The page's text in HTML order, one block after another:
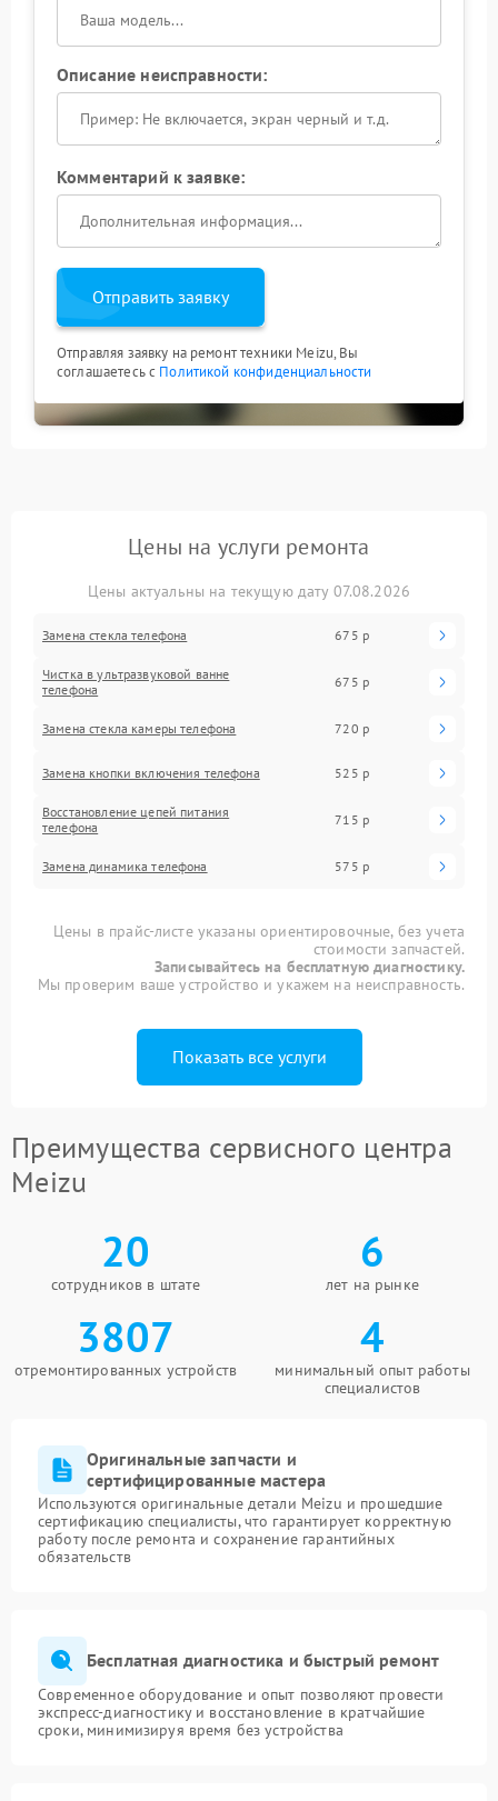
Описание неисправности:
Комментарий к заявке:
Отправить заявку
Отправляя заявку на ремонт техники Meizu, Вы
соглашаетесь с Политикой конфиденциальности
Цены на услуги ремонта
Цены актуальны на текущую дату 07.08.2026
Замена стекла телефона 675 р
Чистка в ультразвуковой ванне
телефона
675 р
Замена стекла камеры телефона 720 р
Замена кнопки включения телефона 525 р
Восстановление цепей питания
телефона
715 р
Замена динамика телефона 575 р
Цены в прайс-листе указаны ориентировочные, без учета
стоимости запчастей.
Записывайтесь на бесплатную диагностику.
Мы проверим ваше устройство и укажем на неисправность.
Показать все услуги
Преимущества сервисного центра
Meizu
20
сотрудников в штате
6
лет на рынке
3807
отремонтированных устройств
4
минимальный опыт работы
специалистов
Оригинальные запчасти и
сертифицированные мастера
Используются оригинальные детали Meizu и прошедшие
сертификацию специалисты, что гарантирует корректную
работу после ремонта и сохранение гарантийных
обязательств
Бесплатная диагностика и быстрый ремонт
Современное оборудование и опыт позволяют провести
экспресс-диагностику и восстановление в кратчайшие
сроки, минимизируя время без устройства